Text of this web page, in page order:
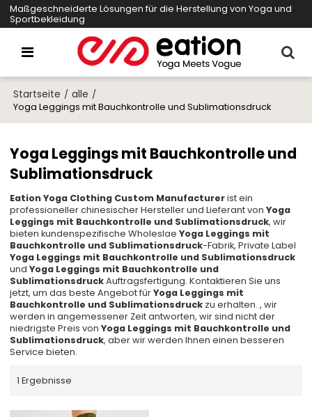
Maßgeschneiderte Lösungen für die Herstellung von Yoga und
Sportbekleidung
Startseite / alle /
Yoga Leggings mit Bauchkontrolle und Sublimationsdruck
Yoga Leggings mit Bauchkontrolle und
Sublimationsdruck
Eation Yoga Clothing Custom Manufacturerist ein
professioneller chinesischer Hersteller und Lieferant vonYoga
Leggings mit Bauchkontrolle und Sublimationsdruck, wir
bieten kundenspezifische WholeslaeYoga Leggings mit
Bauchkontrolle und Sublimationsdruck-Fabrik, Private Label
Yoga Leggings mit Bauchkontrolle und Sublimationsdruck
undYoga Leggings mit Bauchkontrolle und
SublimationsdruckAuftragsfertigung. Kontaktieren Sie uns
jetzt, um das beste Angebot fürYoga Leggings mit
Bauchkontrolle und Sublimationsdruck zu erhalten. , wir
werden in angemessener Zeit antworten, wir sind nicht der
niedrigste Preis vonYoga Leggings mit Bauchkontrolle und
Sublimationsdruck, aber wir werden Ihnen einen besseren
Service bieten.
1 Ergebnisse